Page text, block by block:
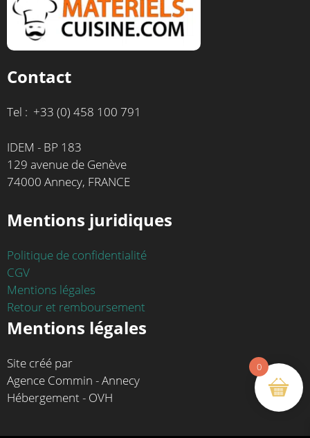
Contact
Tel : +33 (0) 458 100 791
IDEM - BP 183
129 avenue de Genève
74000 Annecy, FRANCE
Mentions juridiques
Politique de confidentialité
CGV
Mentions légales
Retour et remboursement
Mentions légales
Site créé par
Agence Commin - Annecy
Hébergement - OVH
0